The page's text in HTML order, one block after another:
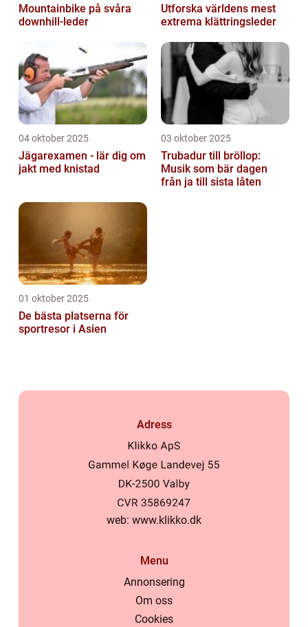
Mountainbike på svåra
downhill-leder
Utforska världens mest
extrema klättringsleder
04 oktober 2025
Jägarexamen - lär dig om
jakt med knistad
03 oktober 2025
Trubadur till bröllop:
Musik som bär dagen
från ja till sista låten
01 oktober 2025
De bästa platserna för
sportresor i Asien
Adress
web: www.klikko.dk
Menu
Annonsering
Om oss
Cookies